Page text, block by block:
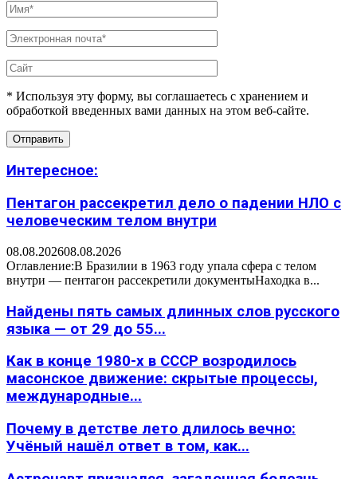
* Используя эту форму, вы соглашаетесь с хранением и
обработкой введенных вами данных на этом веб-сайте.
Интересное:
Пентагон рассекретил дело о падении НЛО с
человеческим телом внутри
08.08.202608.08.2026
Оглавление:В Бразилии в 1963 году упала сфера с телом
внутри — пентагон рассекретили документыНаходка в...
Найдены пять самых длинных слов русского
языка — от 29 до 55...
Как в конце 1980-х в СССР возродилось
масонское движение: скрытые процессы,
международные...
Почему в детстве лето длилось вечно:
Учёный нашёл ответ в том, как...